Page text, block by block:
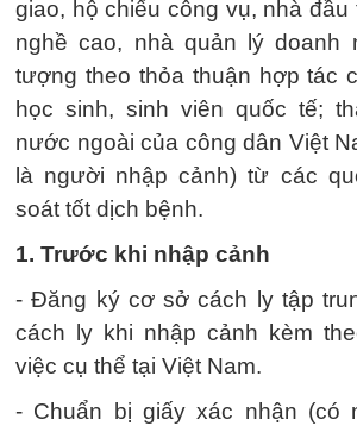
giao, hộ chiếu công vụ, nhà
nghề cao, nhà quản lý doanh
tượng theo thỏa thuận hợp tác
học sinh, sinh viên quốc tế;
nước ngoài của công dân Việt
là người nhập cảnh) từ các
soát tốt dịch bệnh.
1. Trước khi nhập cảnh
- Đăng ký cơ sở cách ly tập
cách ly khi nhập cảnh kèm
việc cụ thể tại Việt Nam.
- Chuẩn bị giấy xác nhận (có